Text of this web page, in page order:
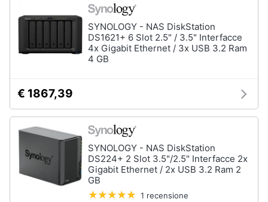
SYNOLOGY - NAS DiskStation
DS1621+ 6 Slot 2.5" / 3.5" Interfacce
4x Gigabit Ethernet / 3x USB 3.2 Ram
4 GB
€ 1867,39
SYNOLOGY - NAS DiskStation
DS224+ 2 Slot 3.5"/2.5" Interfacce 2x
Gigabit Ethernet / 2x USB 3.2 Ram 2
GB
1 recensione